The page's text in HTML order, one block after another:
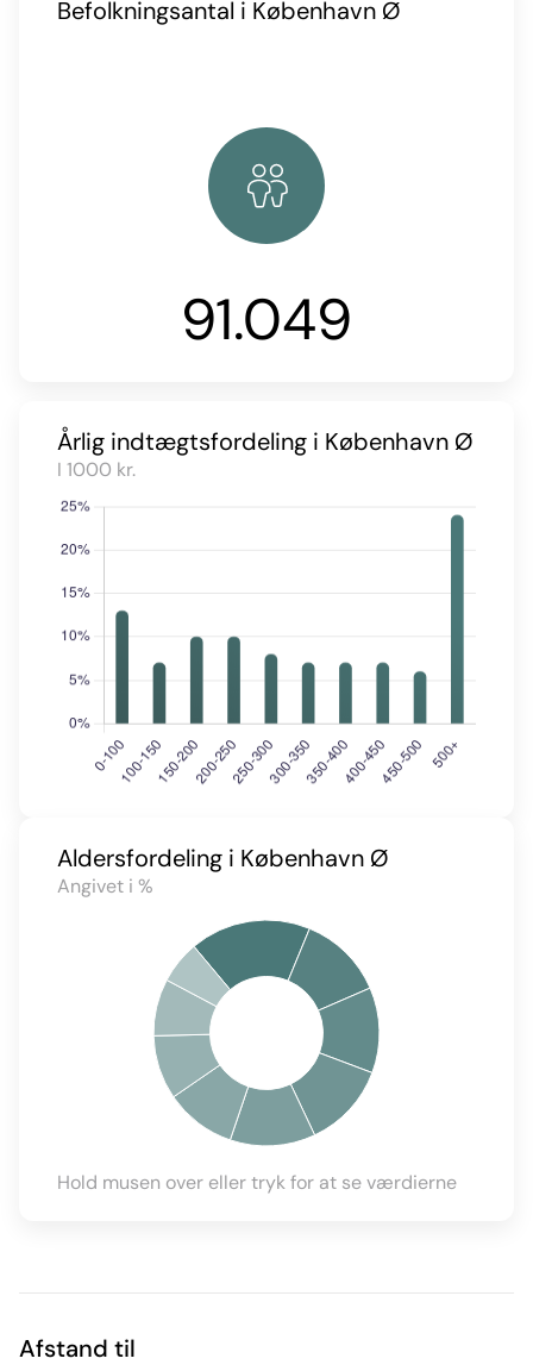
Befolkningsantal i København Ø
91.049
Årlig indtægtsfordeling i København Ø
I 1000 kr.
Aldersfordeling i København Ø
Angivet i %
Hold musen over eller tryk for at se værdierne
Afstand til